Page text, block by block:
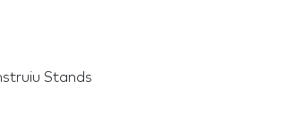
Stands